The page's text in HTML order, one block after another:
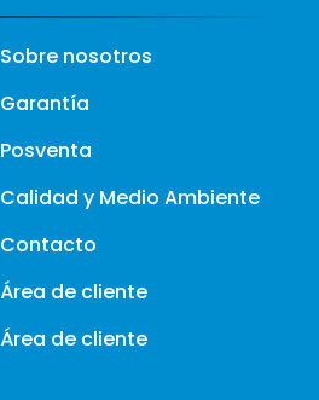
Sobre nosotros
Garantía
Posventa
Calidad y Medio Ambiente
Contacto
Área de cliente
Área de cliente